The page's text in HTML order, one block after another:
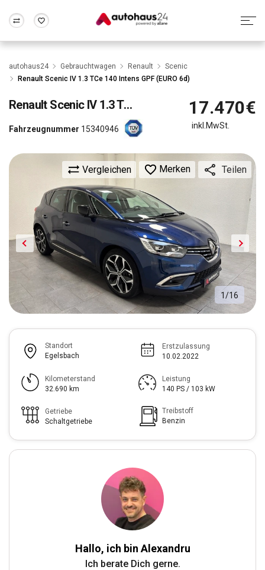
Zum Antrag
Wir bewerten dein Auto
Alle Fragen & Antworten
Rund um die Inzahlungnahme
FrankfurtWuppertal
autohaus24 Gebrauchtwagen Renault
Scenic
Renault Scenic IV 1.3 TCe 140 Intens GPF (EURO 6d)
Renault Scenic IV 1.3 TCe 140 Intens GPF (EURO 6d)
Fahrzeugnummer 15340946
Vergleichen Merken Teilen
17.470€
inkl.MwSt.
1 /16
Hallo, ich bin Alexandru
Ich berate Dich gerne.
Standort
Egelsbach
Erstzulassung
10.02.2022
Kilometerstand
32.690 km
Leistung
140 PS / 103 kW
Getriebe
Schaltgetriebe
Treibstoff
Benzin